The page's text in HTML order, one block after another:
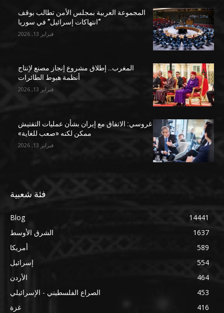
المجموعة العربية بمجلس الأمن تطالب بوقف
“انتهاكات إسرائيل” في سوريا
فبراير 13, 2026
المغرب.. إطلاق مشروع إنجاز مصنع لإنتاج
أنظمة هبوط الطائرات
فبراير 13, 2026
غروسي: الاتفاق مع إيران بشأن عمليات التفتيش
ممكن لكنه «صعب للغاية»
فبراير 13, 2026
فئة شعبية
Blog
14441
الشرق الأوسط
1637
أمريكا
589
إسرائيل
554
الأردن
464
الصراع الفلسطيني - الإسرائيلي
453
غزة
416